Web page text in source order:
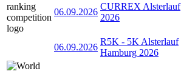
06.09.2026
CURREX Alsterlauf
2026
06.09.2026
R5K - 5K Alsterlauf
Hamburg 2026